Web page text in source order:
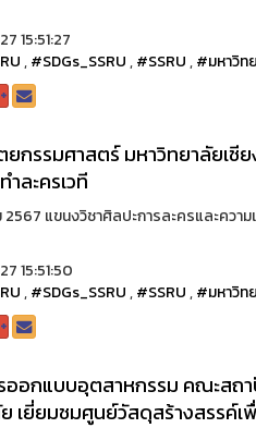
15:51:27
,#SDGs_SSRU,#SSRU,#มหาวิท
กรรมศาสตร์ มหาวิทยาลัยเชีย
ละครเวที
2567 แขนงวิชาศิลปะการละครและคว
15:51:50
,#SDGs_SSRU,#SSRU,#มหาวิท
ออกแบบอุตสาหกรรม คณะส
เยี่ยมชมศูนย์วัสดุสร้างสรรค์